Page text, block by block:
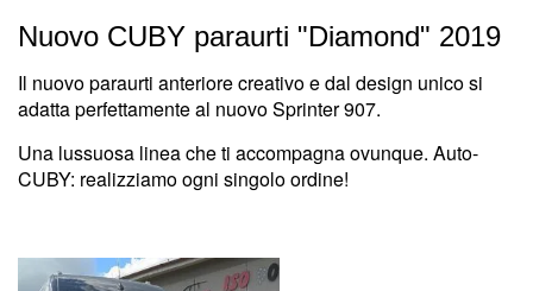
Nuovo CUBY paraurti "Diamond" 2019
Il nuovo paraurti anteriore creativo e dal design unico si
adatta perfettamente al nuovo Sprinter 907.
Una lussuosa linea che ti accompagna ovunque. Auto-
CUBY: realizziamo ogni singolo ordine!